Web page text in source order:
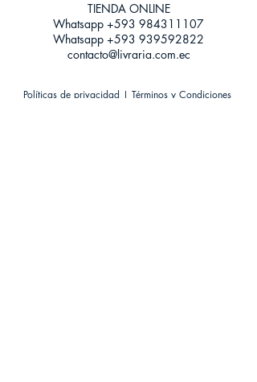
TIENDA ONLINE​
Whatsapp +593 984311107
Whatsapp +593 939592822
contacto@livraria.com.ec
Políticas de privacidad | Términos y Condiciones